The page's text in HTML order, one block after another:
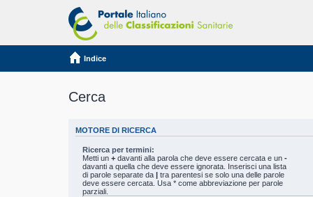
Indice
Cerca
MOTORE DI RICERCA
Ricerca per termini:
Metti un+ davanti alla parola che deve essere cercata e un-
davanti a quella che deve essere ignorata. Inserisci una lista
di parole separate da
tra parentesi se solo una delle parole
deve essere cercata. Usa * come abbreviazione per parole
parziali.